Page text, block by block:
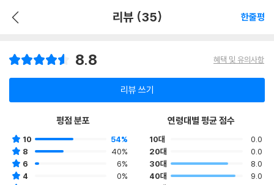
리뷰 (35) 한줄평
8.8 혜택 및 유의사항
리뷰 쓰기
평점 분포
10
54%
8
40%
6
6%
4
0%
연령대별 평균 점수
10대
0.0
20대
0.0
30대
8.0
40대
9.0